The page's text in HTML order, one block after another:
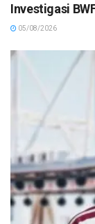
Investigasi
05/08/2026